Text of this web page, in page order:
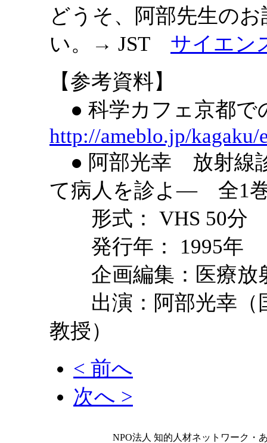
どうそ、阿部先生の
い。→ JST サイエン
【参考資料】
● 科学カフェ京都で
http://ameblo.jp/
● 阿部光幸 放射線
て病人を診よ― 全1
形式： VHS 50
発行年： 1995年
企画編集：医療放
出演：阿部光幸（
教授）
< 前へ
次へ >
NPO法人 知的人材ネットワーク・